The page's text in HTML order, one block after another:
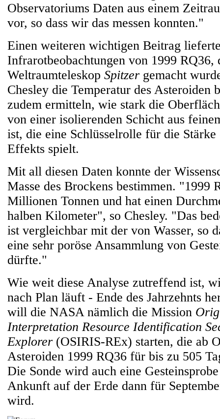
Observatoriums Daten aus einem
vor, so dass wir das messen konnten."
Einen weiteren wichtigen Beitrag
Infrarotbeobachtungen von 1999 RQ36,
Weltraumteleskop Spitzer gemacht
Chesley die Temperatur des Asteroiden
zudem ermitteln, wie stark die
von einer isolierenden Schicht aus
ist, die eine Schlüsselrolle für die
Effekts spielt.
Mit all diesen Daten konnte der
Masse des Brockens bestimmen. "1999
Millionen Tonnen und hat einen
halben Kilometer", so Chesley. "Das
ist vergleichbar mit der von Wasser, so
eine sehr poröse Ansammlung von
dürfte."
Wie weit diese Analyse zutreffend ist,
nach Plan läuft - Ende des Jahrzehnts
will die NASA nämlich die Mission
Interpretation Resource Identification
Explorer (OSIRIS-REx) starten, die ab
Asteroiden 1999 RQ36 für bis zu 505
Die Sonde wird auch eine
Ankunft auf der Erde dann für
wird.